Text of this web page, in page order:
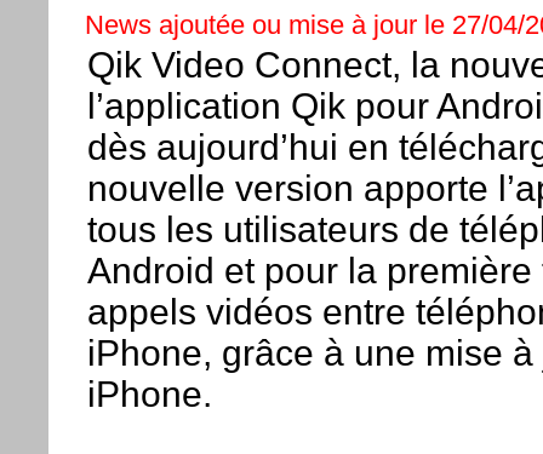
News ajoutée ou mise à jour le 27/04/
Qik Video Connect, la
l’application Qik pour
dès aujourd’hui en
nouvelle version apporte
tous les utilisateurs de
Android et pour la
appels vidéos entre
iPhone, grâce à une mise
iPhone.